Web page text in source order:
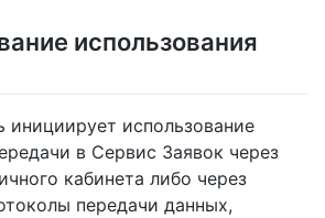
использования
инициирует использование
в Сервис Заявок через
кабинета либо через
передачи данных,